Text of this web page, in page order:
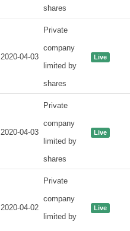
shares
2020-04-03
Private
company
limited by
shares
Live
2020-04-03
Private
company
limited by
shares
Live
2020-04-02
Private
company
limited by
Live